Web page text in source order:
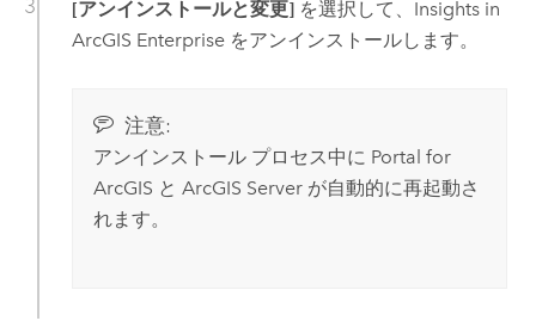
[アンインストールと変更]を選択して、 Insights in
ArcGIS Enterpriseをアンインストールします。
注意:
アンインストール プロセス中に Portal for
ArcGIS と ArcGIS Serverが自動的に再起動さ
れます。